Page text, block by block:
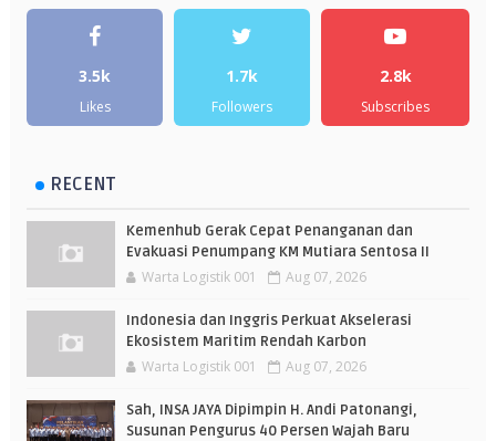
3.5k
Likes
1.7k
Followers
2.8k
Subscribes
RECENT
Kemenhub Gerak Cepat Penanganan dan
Evakuasi Penumpang KM Mutiara Sentosa II
Warta Logistik 001 Aug 07, 2026
Indonesia dan Inggris Perkuat Akselerasi
Ekosistem Maritim Rendah Karbon
Warta Logistik 001 Aug 07, 2026
Sah, INSA JAYA Dipimpin H. Andi Patonangi,
Susunan Pengurus 40 Persen Wajah Baru